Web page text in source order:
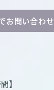
お問い合わせ
】